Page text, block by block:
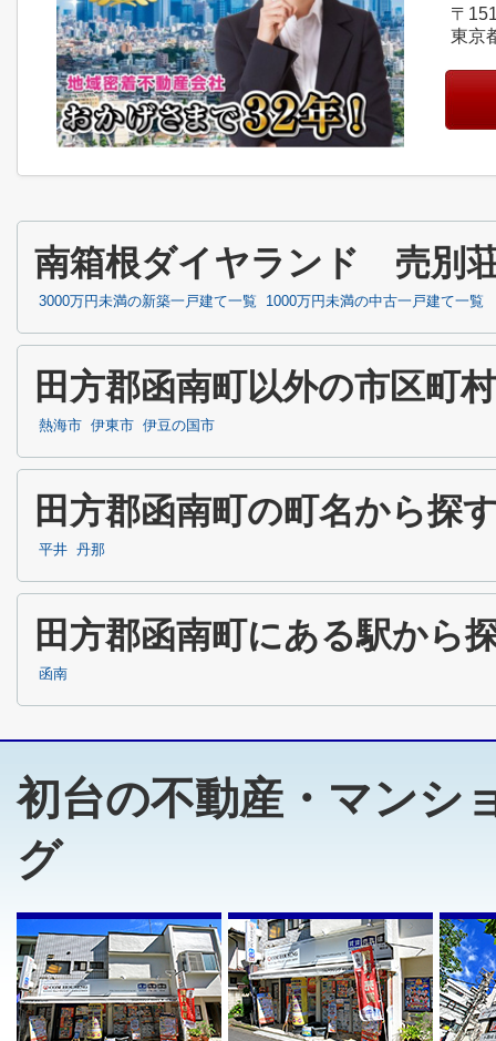
〒
東京
南箱根ダイヤランド 売別
3000万円未満の新築一戸建て一覧 1000万円未満の中古一戸建て一覧
田方郡函南町以外の市区町
熱海市 伊東市 伊豆の国市
田方郡函南町の町名から探
平井 丹那
田方郡函南町にある駅から
函南
初台の不動産・マンシ
グ